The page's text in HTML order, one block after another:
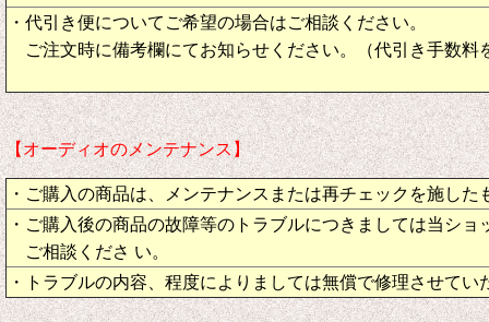
・代引き便についてご希望の場合はご相談ください。
ご注文時に備考欄にてお知らせください。（代引き手数料
【オーディオのメンテナンス】
・ご購入の商品は、メンテナンスまたは再チェックを施し
・ご購入後の商品の故障等のトラブルにつきましては当ショ
ご相談くださ い。
・トラブルの内容、程度によりましては無償で修理させてい